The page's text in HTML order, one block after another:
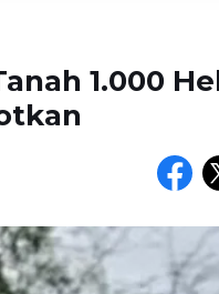
1.000